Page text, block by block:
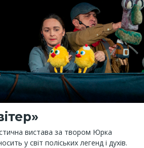
вистава за твором Юрка
у світ поліських легенд і духів.